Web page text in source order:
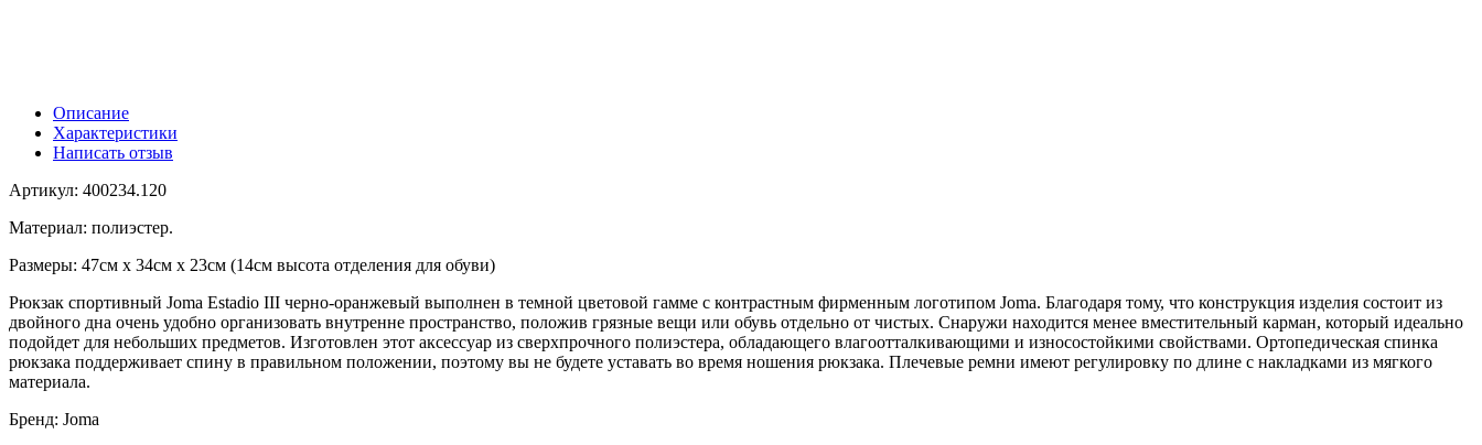
Описание
Характеристики
Написать отзыв
Артикул: 400234.120
Материал: полиэстер.
Размеры: 47см х 34см х 23см (14см высота отделения для обуви)
Рюкзак спортивный Joma Estadio III черно-оранжевый выполнен в темной цветовой гамме с контрастным фирменным логотипом Joma. Благодаря тому, что конструкция изделия состоит из
двойного дна очень удобно организовать внутренне пространство, положив грязные вещи или обувь отдельно от чистых. Снаружи находится менее вместительный карман, который идеально
подойдет для небольших предметов. Изготовлен этот аксессуар из сверхпрочного полиэстера, обладающего влагоотталкивающими и износостойкими свойствами. Ортопедическая спинка
рюкзака поддерживает спину в правильном положении, поэтому вы не будете уставать во время ношения рюкзака. Плечевые ремни имеют регулировку по длине с накладками из мягкого
материала.
Бренд: Joma